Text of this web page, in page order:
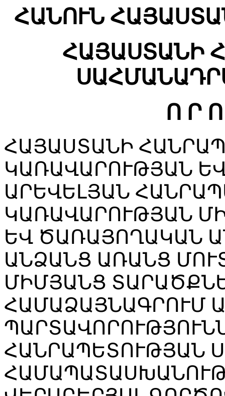
ՀԱՆՈՒՆ
ՀԱՅԱՍՏԱՆԻ
Ո Ր
ՀԱՅԱՍՏԱՆԻ
ԿԱՌԱՎԱՐՈՒԹՅԱՆ
ԱՐԵՎԵԼՅԱՆ
ԿԱՌԱՎԱՐՈՒԹՅԱՆ
ԵՎ ԾԱՌԱՅՈՂԱԿԱՆ
ԱՆՁԱՆՑ ԱՌԱՆՑ
ՄԻՄՅԱՆՑ
ՀԱՄԱՁԱՅՆԱԳՐՈՒՄ
ՀԱՆՐԱՊԵՏՈՒԹՅԱՆ